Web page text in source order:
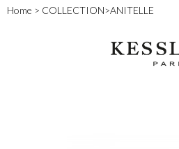
Home > COLLECTION>ANITELLE